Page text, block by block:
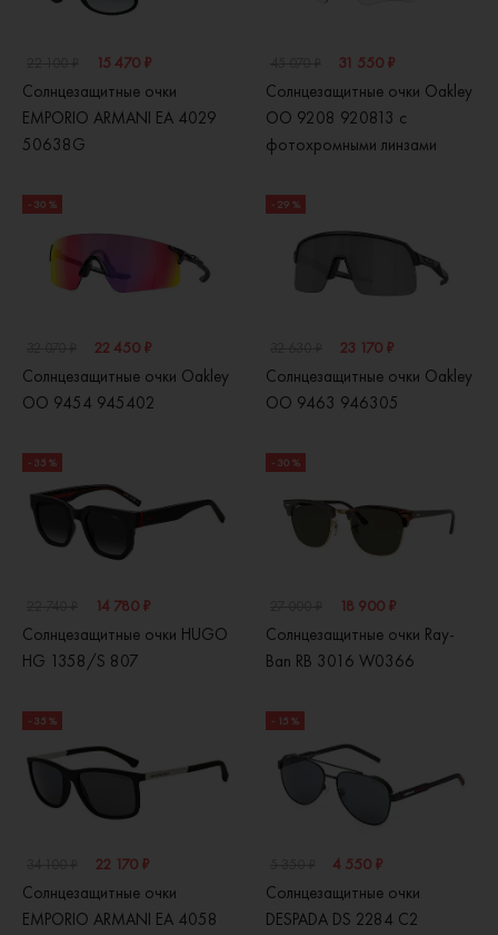
15 470 ₽
Солнцезащитные очки
EMPORIO ARMANI EA 4029
50638G
31 550 ₽
Солнцезащитные очки Oakley
OO 9208 920813 с
фотохромными линзами
- 30 %
22 450 ₽
Солнцезащитные очки Oakley
OO 9454 945402
- 29 %
23 170 ₽
Солнцезащитные очки Oakley
OO 9463 946305
- 35 %
14 780 ₽
Солнцезащитные очки HUGO
HG 1358/S 807
- 30 %
18 900 ₽
Солнцезащитные очки Ray-
Ban RB 3016 W0366
- 35 %
22 170 ₽
Солнцезащитные очки
EMPORIO ARMANI EA 4058
- 15 %
4 550 ₽
Солнцезащитные очки
DESPADA DS 2284 C2